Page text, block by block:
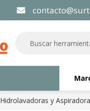
Hidrolavadoras y